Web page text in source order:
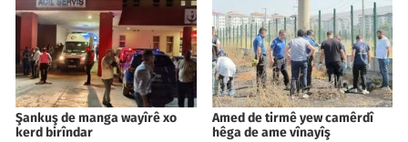
Şankuş de manga wayîrê xo
kerd birîndar
Amed de tirmê yew camêrdî
hêga de ame vînayîş